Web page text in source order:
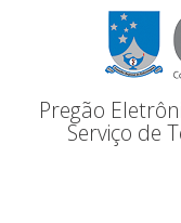
Pregão
Serviço de